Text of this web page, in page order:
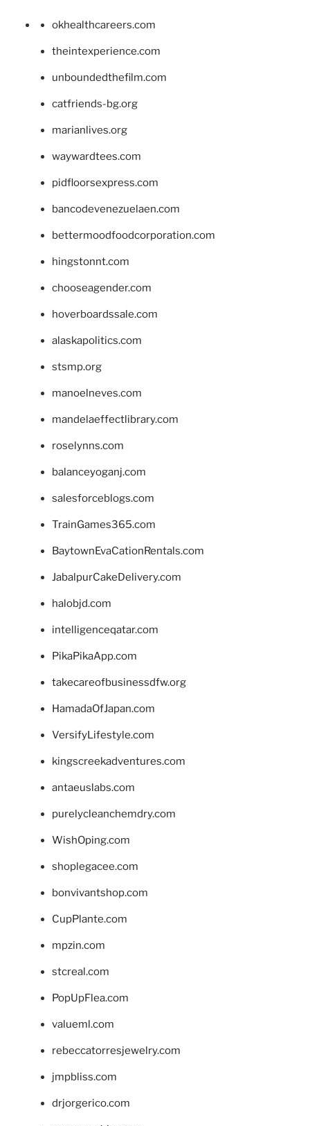
okhealthcareers.com
theintexperience.com
unboundedthefilm.com
catfriends-bg.org
marianlives.org
waywardtees.com
pidfloorsexpress.com
bancodevenezuelaen.com
bettermoodfoodcorporation.com
hingstonnt.com
chooseagender.com
hoverboardssale.com
alaskapolitics.com
stsmp.org
manoelneves.com
mandelaeffectlibrary.com
roselynns.com
balanceyoganj.com
salesforceblogs.com
TrainGames365.com
BaytownEvaCationRentals.com
JabalpurCakeDelivery.com
halobjd.com
intelligenceqatar.com
PikaPikaApp.com
takecareofbusinessdfw.org
HamadaOfJapan.com
VersifyLifestyle.com
kingscreekadventures.com
antaeuslabs.com
purelycleanchemdry.com
WishOping.com
shoplegacee.com
bonvivantshop.com
CupPlante.com
mpzin.com
stcreal.com
PopUpFlea.com
valueml.com
rebeccatorresjewelry.com
jmpbliss.com
drjorgerico.com